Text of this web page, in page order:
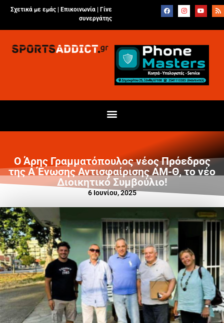
Σχετικά με εμάς | Επικοινωνία
Γίνε
συνεργάτης
Ο Άρης Γραμματόπουλος νέος Πρόεδρος
της Α Ένωσης Αντισφαίρισης ΑΜ-Θ, το νέο
Διοικητικό Συμβούλιο!
6 Ιουνίου, 2025